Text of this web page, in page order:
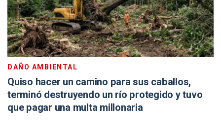
DAÑO AMBIENTAL
Quiso hacer un camino para sus caballos,
terminó destruyendo un río protegido y tuvo
que pagar una multa millonaria